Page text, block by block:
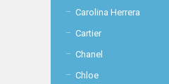
Carolina Herrera
Cartier
Chanel
Chloe